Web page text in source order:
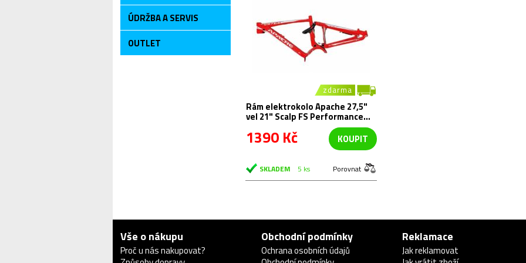
ÚDRŽBA A SERVIS
OUTLET
zdarma
Rám elektrokolo Apache 27,5"
vel 21" Scalp FS Performance
1390 Kč KOUPIT
SKLADEM 5 ks Porovnat
Vše o nákupu
Proč u nás nakupovat?
Obchodní podmínky
Ochrana osobních údajů
Reklamace
Jak reklamovat